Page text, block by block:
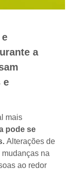
a
e
mais
pode se
Alterações de
na
ao redor